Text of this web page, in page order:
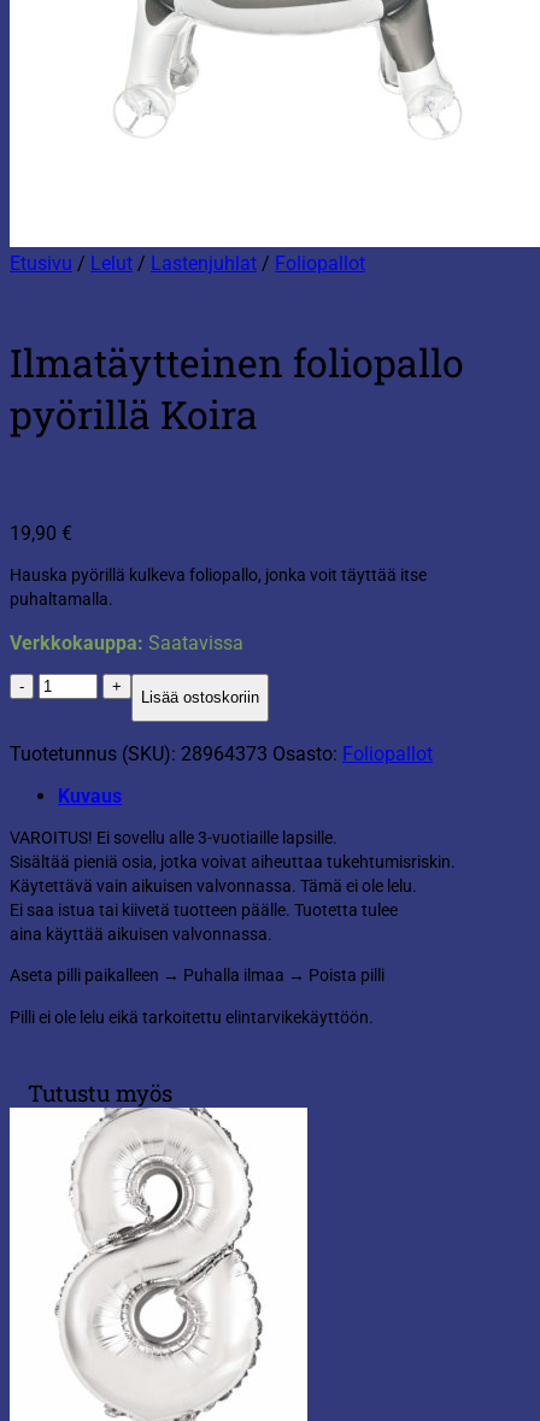
Etusivu / Lelut / Lastenjuhlat / Foliopallot
Ilmatäytteinen foliopallo
pyörillä Koira
19,90 €
Hauska pyörillä kulkeva foliopallo, jonka voit täyttää itse
puhaltamalla.
Verkkokauppa: Saatavissa
Ilmatäytteinen
foliopallo
Koira
Lisää ostoskoriin
Tuotetunnus (SKU): 28964373 Osasto: Foliopallot
Kuvaus
VAROITUS! Ei sovellu alle 3-vuotiaille lapsille.
Sisältää pieniä osia, jotka voivat aiheuttaa tukehtumisriskin.
Käytettävä vain aikuisen valvonnassa. Tämä ei ole lelu.
Ei saa istua tai kiivetä tuotteen päälle. Tuotetta tulee
aina käyttää aikuisen valvonnassa.
Aseta pilli paikalleen → Puhalla ilmaa → Poista pilli
Pilli ei ole lelu eikä tarkoitettu elintarvikekäyttöön.
Tutustu myös